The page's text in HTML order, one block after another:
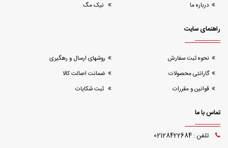
درباره ما
نیک مگ
راهنمای سایت
نحوه ثبت سفارش
روشهای ارسال و رهگیری
گارانتی محصولات
ضمانت اصالت کالا
قوانین و مقررات
ثبت شکایات
تماس با ما
تلفن : 02128422684